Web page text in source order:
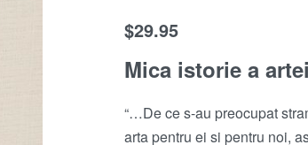
$29.95
Mica istorie a artei
“…De ce s-au preocupat
arta pentru ei si pentru noi,